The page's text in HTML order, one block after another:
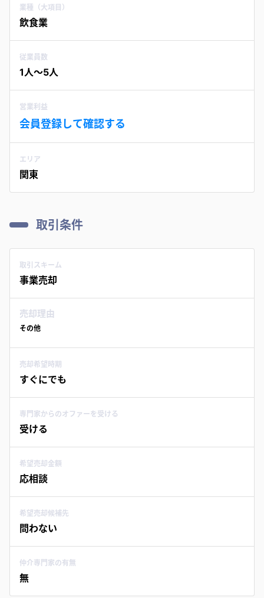
業種（大項目）
飲食業
従業員数
1人〜5人
営業利益
会員登録して確認する
エリア
関東
取引条件
取引スキーム
事業売却
売却理由
その他
売却希望時期
すぐにでも
専門家からのオファーを受ける
受ける
希望売却金額
応相談
希望売却候補先
問わない
仲介専門家の有無
無